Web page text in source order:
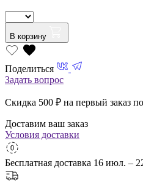
В корзину
Поделиться
Задать вопрос
Скидка 500 ₽ на первый заказ
Доставим ваш заказ
Условия доставки
Бесплатная доставка 16 июл. –